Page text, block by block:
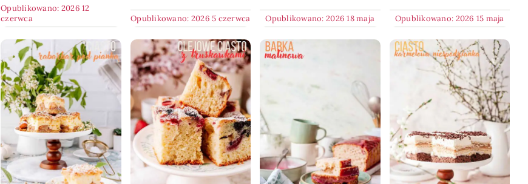
Opublikowano: 2026 12
czerwca
Opublikowano: 2026 5 czerwca Opublikowano: 2026 18 maja Opublikowano: 2026 15 maja